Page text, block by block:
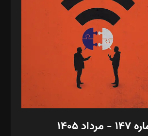
رجبی، زهرا فکرانه، فائزه فتحی
شفیعی، مانی لطفی زاده
سید‌سبحان‌علی ثابت
برید‌
محمد‌ کاظمی‌نیا
۱۴۰۵